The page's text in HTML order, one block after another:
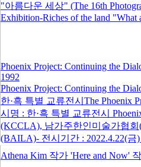
"아름다운 세상" (The 16th
Exhibition-Riches of the land "What
Phoenix Project: Continuing the
1992
Phoenix Project: Continuing the
한·흑 특별 교류전시The Phoenix
시명 : 한·흑 특별 교류전시
(KCCLA), 남가주한인미술가협회
(BAILA)- 전시기간 : 2022.4.22(금)
Athena Kim 작가 'Here and Now'